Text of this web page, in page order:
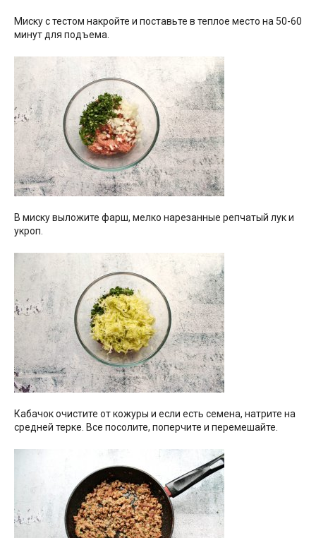
Миску с тестом накройте и поставьте в теплое место на 50-60
минут для подъема.
В миску выложите фарш, мелко нарезанные репчатый лук и
укроп.
Кабачок очистите от кожуры и если есть семена, натрите на
средней терке. Все посолите, поперчите и перемешайте.